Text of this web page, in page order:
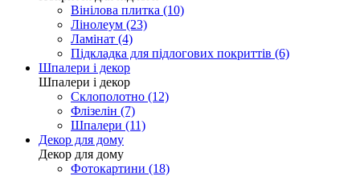
Вінілова плитка (10)
Лінолеум (23)
Ламінат (4)
Підкладка для підлогових покриттів (6)
Шпалери і декор
Шпалери і декор
Склополотно (12)
Флізелін (7)
Шпалери (11)
Декор для дому
Декор для дому
Фотокартини (18)